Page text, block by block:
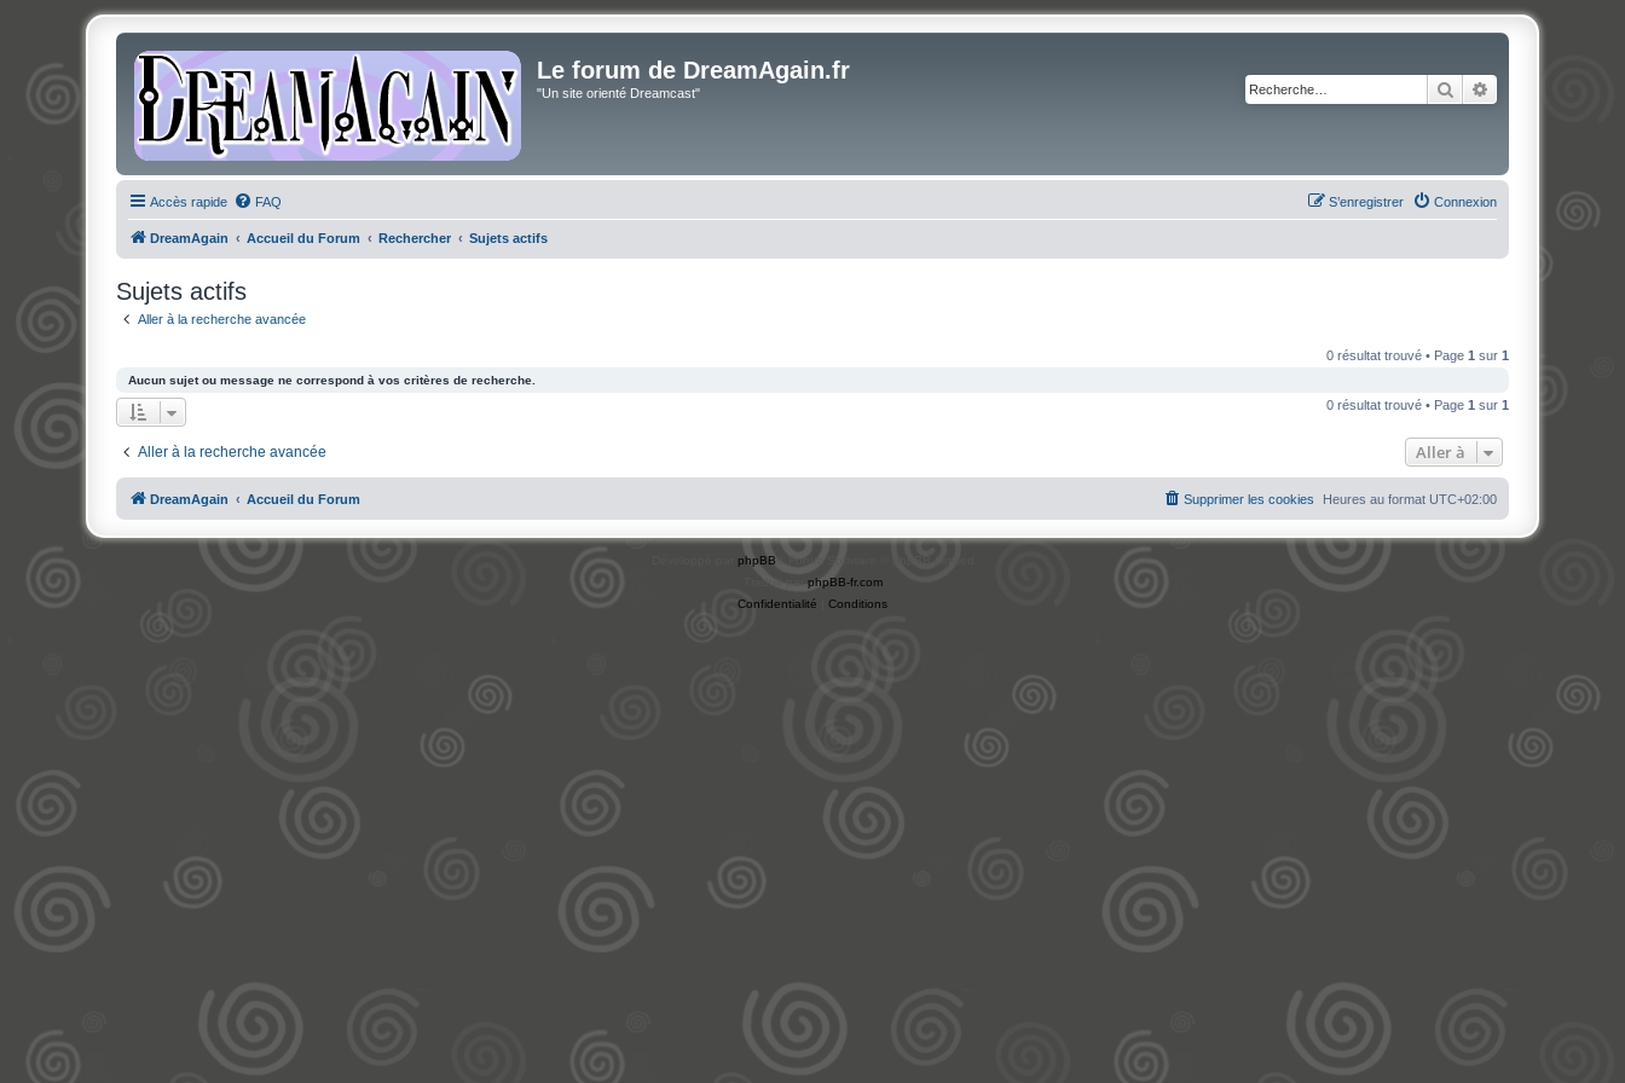
Le forum de DreamAgain.fr
"Un site orienté Dreamcast" Rechercher
Accès rapide FAQ Connexion
S’enregistrer
DreamAgain Accueil du Forum Rechercher Sujets actifs
Sujets actifs
Aller à la recherche avancée
0 résultat trouvé • Page 1 sur 1
Aucun sujet ou message ne correspond à vos critères de recherche.
0 résultat trouvé • Page 1 sur 1
Aller à la recherche avancée Aller à
DreamAgain Accueil du Forum Heures au format UTC+02:00
Supprimer les cookies
phpBB
phpBB-fr.com
Confidentialité
Conditions